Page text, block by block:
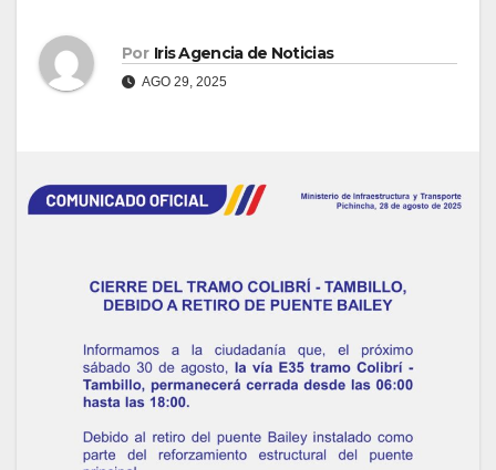
Por Iris Agencia de Noticias
AGO 29, 2025